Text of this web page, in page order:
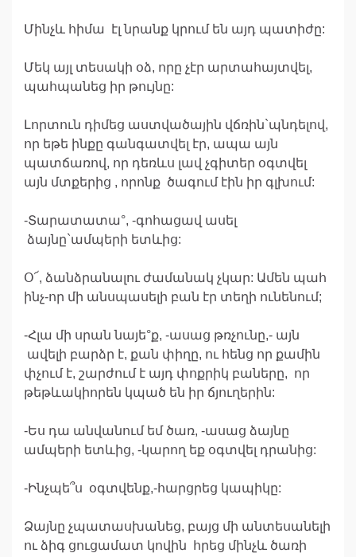
Մինչև հիմա էլ նրանք կրում են այդ պատիժը:
Մեկ այլ տեսակի օձ, որը չէր արտահայտվել,
պահպանեց իր թույնը:
Լորտուն դիմեց աստվածային վճռին`պնդելով,
որ եթե ինքը գանգատվել էր, ապա այն
պատճառով, որ դեռևս լավ չգիտեր օգտվել
այն մտքերից , որոնք ծագում էին իր գլխում:
-Տարատատա°, -գոհացավ ասել
ձայնը`ամպերի ետևից:
Օ՜, ձանձրանալու ժամանակ չկար: Ամեն պահ
ինչ-որ մի անսպասելի բան էր տեղի ունենում;
-Հլա մի սրան նայե°ք, -ասաց թռչունը,- այն
ավելի բարձր է, քան փիղը, ու հենց որ քամին
փչում է, շարժում է այդ փոքրիկ բաները, որ
թեթևակիորեն կպած են իր ճյուղերին:
-Ես դա անվանում եմ ծառ, -ասաց ձայնը
ամպերի ետևից, -կարող եք օգտվել դրանից:
-Ինչպե՞ս օգտվենք,-հարցրեց կապիկը:
Ձայնը չպատասխանեց, բայց մի անտեսանելի
ու ձիգ ցուցամատ կովին հրեց մինչև ծառի